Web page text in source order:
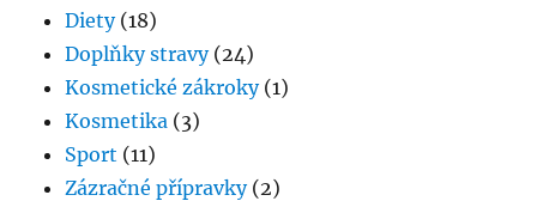
Diety(18)
Doplňky stravy(24)
Kosmetické zákroky(1)
Kosmetika (3)
Sport (11)
Zázračné přípravky(2)